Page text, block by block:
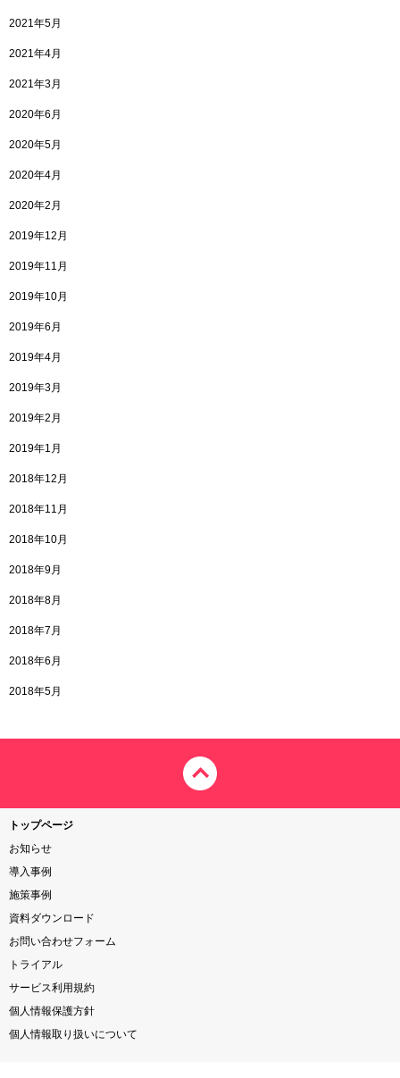
2021年5月
2021年4月
2021年3月
2020年6月
2020年5月
2020年4月
2020年2月
2019年12月
2019年11月
2019年10月
2019年6月
2019年4月
2019年3月
2019年2月
2019年1月
2018年12月
2018年11月
2018年10月
2018年9月
2018年8月
2018年7月
2018年6月
2018年5月
トップページ
お知らせ
導入事例
施策事例
資料ダウンロード
お問い合わせフォーム
トライアル
サービス利用規約
個人情報保護方針
個人情報取り扱いについて